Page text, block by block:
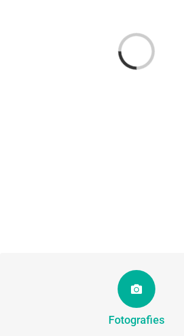
Loading...
Fotografies
Totes les fotografies de
FOTOS